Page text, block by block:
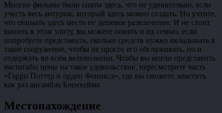
Многие фильмы были сняты здесь, что не удивительно, если
учесть весь антураж, который здесь можно создать. Но учтите,
что снимать здесь место не дешевое развлечение. И не стоит
винить в этом элиту, вы можете понять и их семью, если
попробуете представить, сколько средств нужно вкладывать в
такое сооружение, чтобы не просто его обслуживать, но и
содержать во всем великолепии. Чтобы вы могли представить
масштабы цены на такое удовольствие, пересмотрите часть
«Гарри Поттер и орден Феникса», где вы сможете заметить
как раз ансамбль Бленхейма.
Местонахождение